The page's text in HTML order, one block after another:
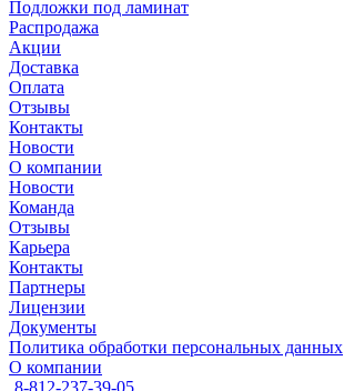
Подложки под ламинат
Распродажа
Акции
Доставка
Оплата
Отзывы
Контакты
Новости
О компании
Новости
Команда
Отзывы
Карьера
Контакты
Партнеры
Лицензии
Документы
Политика обработки персональных данных
О компании
8-812-237-39-05